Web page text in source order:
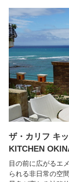
ザ・カリフ キ
KITCHEN
目の前に広がるエ
られる非日常の空